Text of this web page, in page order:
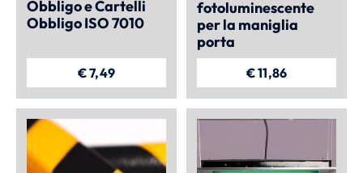
Obbligo e Cartelli
Obbligo ISO 7010
€7,49
fotoluminescente
per la maniglia
porta
€11,86